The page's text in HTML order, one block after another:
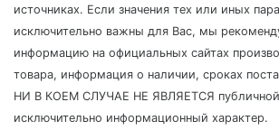
источниках. Если значения тех или иных
исключительно важны для Вас, мы
информацию на официальных сайтах
товара, информация о наличии, сроках
НИ В КОЕМ СЛУЧАЕ НЕ ЯВЛЯЕТСЯ публичной
исключительно информационный характер.